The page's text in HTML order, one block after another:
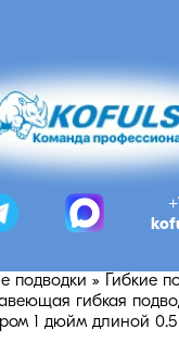
подводки »
Гибкие
гибкая
1 дюйм длиной